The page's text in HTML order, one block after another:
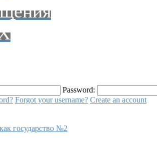
Password:
Forgot your username? Create an account
государство №2